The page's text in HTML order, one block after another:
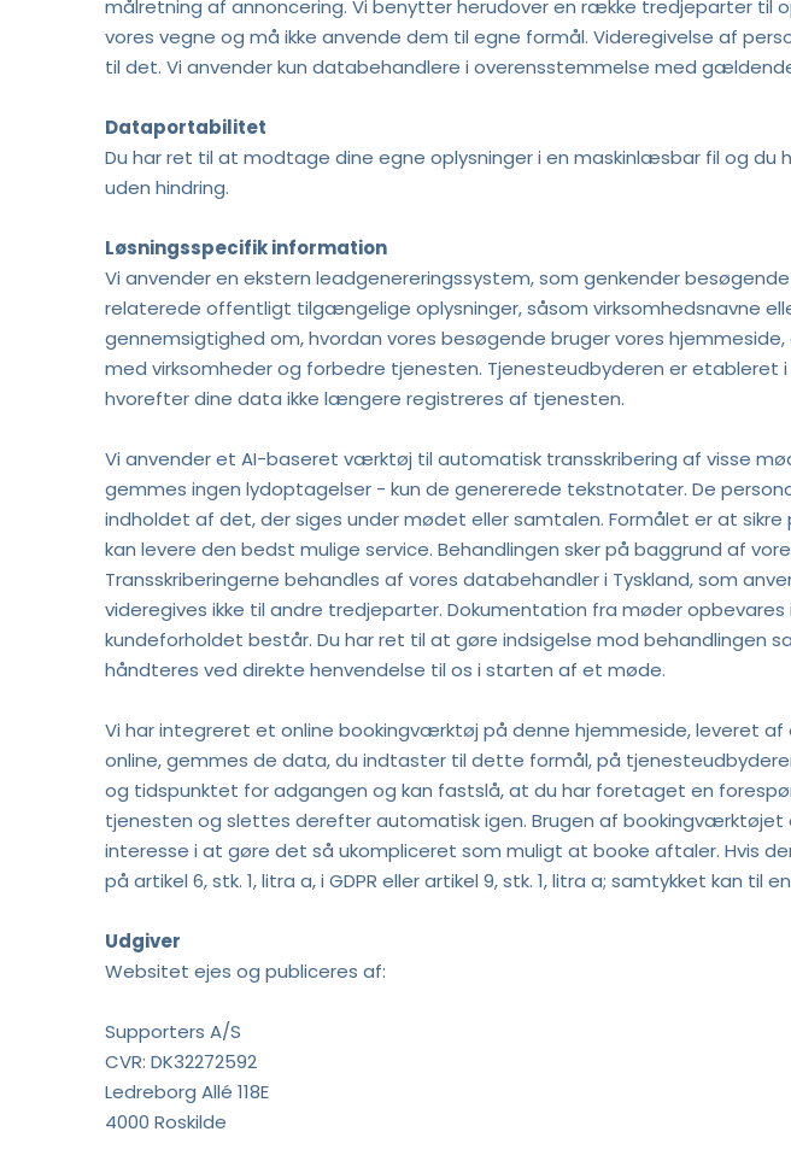
målretning af annoncering. Vi benytter herudover en række tredjeparter til
vores vegne og må ikke anvende dem til egne formål. Videregivelse af
til det. Vi anvender kun databehandlere i overensstemmelse med
Dataportabilitet
Du har ret til at modtage dine egne oplysninger i en maskinlæsbar fil og
uden hindring.
Løsningsspecifik information
Vi anvender en ekstern leadgenereringssystem, som genkender
relaterede offentligt tilgængelige oplysninger, såsom virksomhedsnavne
gennemsigtighed om, hvordan vores besøgende bruger vores
med virksomheder og forbedre tjenesten. Tjenesteudbyderen er etableret
hvorefter dine data ikke længere registreres af tjenesten.
Vi anvender et AI-baseret værktøj til automatisk transskribering af visse
gemmes ingen lydoptagelser - kun de genererede tekstnotater. De
indholdet af det, der siges under mødet eller samtalen. Formålet er at
kan levere den bedst mulige service. Behandlingen sker på baggrund af
Transskriberingerne behandles af vores databehandler i Tyskland, som
videregives ikke til andre tredjeparter. Dokumentation fra møder
kundeforholdet består. Du har ret til at gøre indsigelse mod behandlingen
håndteres ved direkte henvendelse til os i starten af et møde.
Vi har integreret et online bookingværktøj på denne hjemmeside, leveret
online, gemmes de data, du indtaster til dette formål, på
og tidspunktet for adgangen og kan fastslå, at du har foretaget en
tjenesten og slettes derefter automatisk igen. Brugen af bookingværktøjet
interesse i at gøre det så ukompliceret som muligt at booke aftaler. Hvis
på artikel 6, stk. 1, litra a, i GDPR eller artikel 9, stk. 1, litra a; samtykket kan til
Udgiver
Websitet ejes og publiceres af:
Supporters A/S
CVR: DK32272592
Ledreborg Allé 118E
4000 Roskilde